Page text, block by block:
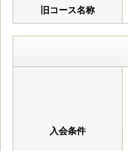
旧コース名称
入会条件